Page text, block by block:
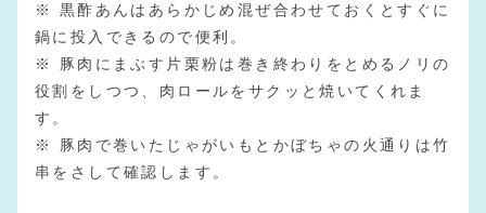
※ 黒酢あんはあらかじめ混ぜ合わせておくとすぐに
鍋に投入できるので便利。
※ 豚肉にまぶす片栗粉は巻き終わりをとめるノリの
役割をしつつ、肉ロールをサクッと焼いてくれま
す。
※ 豚肉で巻いたじゃがいもとかぼちゃの火通りは竹
串をさして確認します。